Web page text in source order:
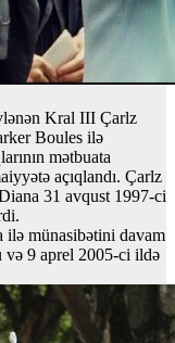
Kral III Çarlz
Boules ilə
mətbuata
açıqlandı. Çarlz
31 avqust 1997-ci
münasibətini davam
və 9 aprel 2005-ci ildə